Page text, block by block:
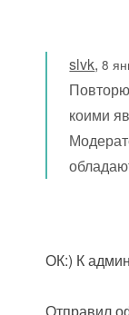
slvk,8
коими
ОК:) К